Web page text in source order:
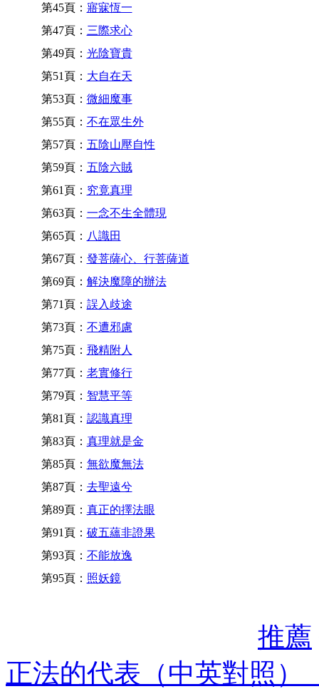
第45頁： 寤寐恆一
第47頁： 三際求心
第49頁： 光陰寶貴
第51頁： 大自在天
第53頁： 微細魔事
第55頁： 不在眾生外
第57頁： 五陰山壓自性
第59頁： 五陰六賊
第61頁： 究竟真理
第63頁： 一念不生全體現
第65頁： 八識田
第67頁： 發菩薩心、行菩薩道
第69頁： 解決魔障的辦法
第71頁： 誤入歧途
第73頁： 不遭邪慮
第75頁： 飛精附人
第77頁： 老實修行
第79頁： 智慧平等
第81頁： 認識真理
第83頁： 真理就是金
第85頁： 無欲魔無法
第87頁： 去聖遠兮
第89頁： 真正的擇法眼
第91頁： 破五蘊非證果
第93頁： 不能放逸
第95頁： 照妖鏡
推薦
正法的代表（中英對照